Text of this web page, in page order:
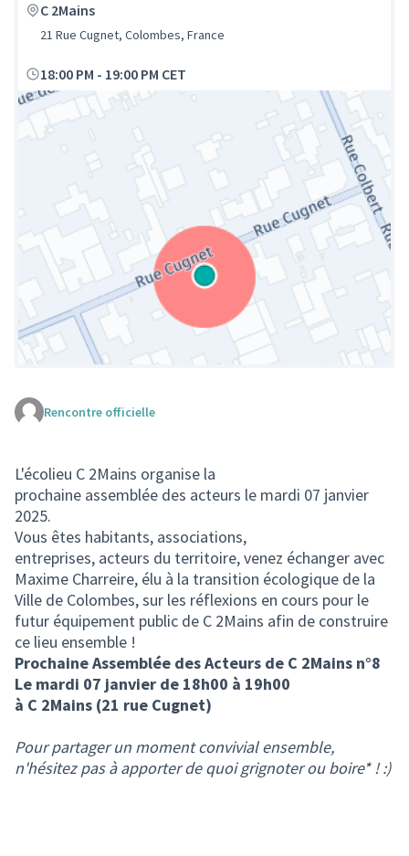
C 2Mains
21 Rue Cugnet, Colombes, France
18:00 PM - 19:00 PM CET
(Lien externe)
Rencontre officielle
L'écolieu C 2Mains organise la
prochaine assemblée des acteurs le mardi 07 janvier
2025.
Vous êtes habitants, associations,
entreprises, acteurs du territoire, venez échanger avec
Maxime Charreire, élu à la transition écologique de la
Ville de Colombes, sur les réflexions en cours pour le
futur équipement public de C 2Mains afin de construire
ce lieu ensemble !
Prochaine Assemblée des Acteurs de C 2Mains n°8
Le mardi 07 janvier de 18h00 à 19h00
à C 2Mains (21 rue Cugnet)
Pour partager un moment convivial ensemble,
n'hésitez pas à apporter de quoi grignoter ou boire* ! :)